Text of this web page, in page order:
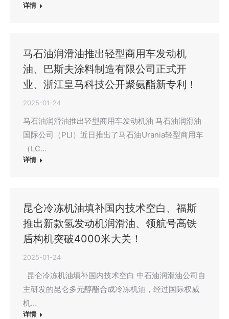
详情
马石油润滑油推出轻型商用车发动机
油、巴斯夫涂料制造有限公司正式开
业、浙江皇马科技公开聚氨酯新专利！
2025-01-24
马石油润滑油推出轻型商用车发动机油 马石油润滑油
国际公司（PLI）近日推出了马石油Urania轻型商用车
（LC…
详情
昆仑冷冻机油填补国内技术空白、福斯
推出新款氢发动机润滑油、领航号高铁
盾构机突破4000米大关！
2025-01-24
昆仑冷冻机油填补国内技术空白 中石油润滑油公司自
主研发的昆仑多元醇酯合成冷冻机油，经过国际权威
机…
详情